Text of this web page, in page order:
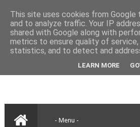
This site uses cookies from
and to analyze traffic. Your IP
shared with Google along with
metrics to ensure quality of service,
statistics, and to detect and
LEARN MORE